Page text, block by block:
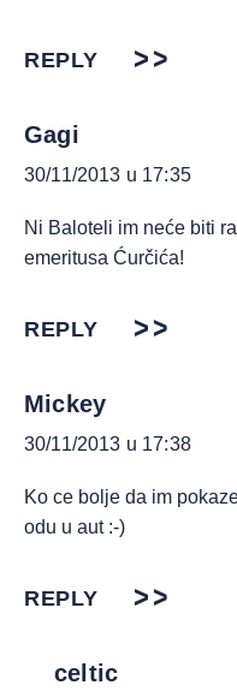
REPLY
Gagi
30/11/2013 u 17:35
Ni Baloteli im neće biti
emeritusa Ćurčića!
REPLY
Mickey
30/11/2013 u 17:38
Ko ce bolje da im
odu u aut :-)
REPLY
celtic